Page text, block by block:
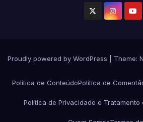
Proudly powered by WordPress Theme:
Política de ConteúdoPolítica de
Política de Privacidade e Tratamento